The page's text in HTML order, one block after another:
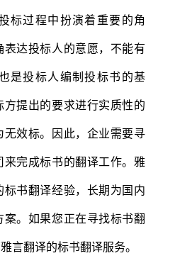
过程中扮演着重要的角
达投标人的意愿，不能有
是投标人编制投标书的基
提出的要求进行实质性的
效标。因此，企业需要寻
完成标书的翻译工作。雅
书翻译经验，长期为国内
。如果您正在寻找标书翻
言翻译的标书翻译服务。